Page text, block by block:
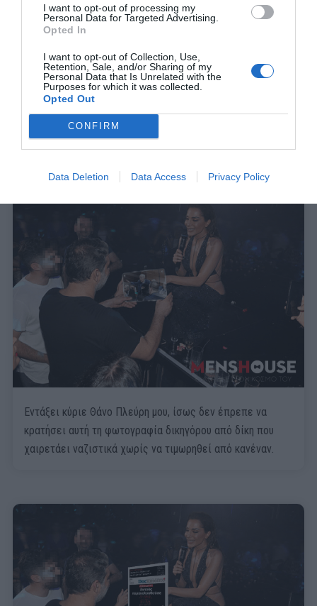
I want to opt-out of processing my
Personal Data for Targeted Advertising.
Opted In
I want to opt-out of Collection, Use,
Retention, Sale, and/or Sharing of my
Personal Data that Is Unrelated with the
Purposes for which it was collected.
Opted Out
CONFIRM
Data Deletion Data Access Privacy Policy
Ναι πράγματι κρατούσε κάτι μικρά κυλινδράκια που ήταν
καπνιστά αλλά δεν ήταν τσιγάρα. Ήταν καπνιστή
γαλοπούλα για τις λιγούρες. ΚΑΙ ΑΥΤΟ ΘΑ ΤΟΥ ΤΟ
ΑΠΑΓΟΡΕΨΕΤΕ;
Εντάξει κύριε Θάνο Πλεύρη μου, ίσως δεν έπρεπε να
κρατήσει αυτή τη φωτογραφία δικηγόρου από δίκη που
χαιρετάει ναζιστικά χωρίς να τιμωρηθεί από κανέναν.